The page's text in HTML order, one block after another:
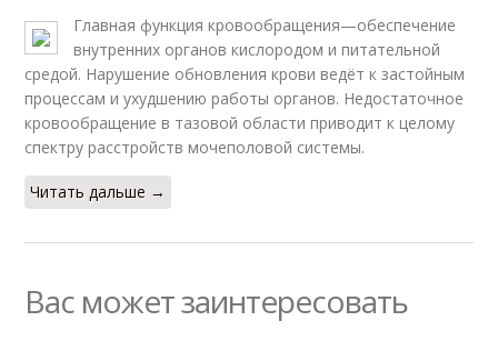
Главная функция кровообращения—обеспечение
внутренних органов кислородом и питательной
средой. Нарушение обновления крови ведёт к застойным
процессам и ухудшению работы органов. Недостаточное
кровообращение в тазовой области приводит к целому
спектру расстройств мочеполовой системы.
Читать дальше →
Вас может заинтересовать